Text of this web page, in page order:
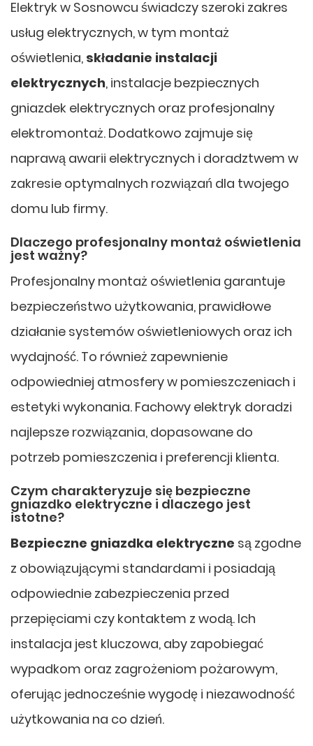
Elektryk w Sosnowcu świadczy szeroki zakres
usług elektrycznych, w tym montaż
oświetlenia, składanie instalacji
elektrycznych, instalacje bezpiecznych
gniazdek elektrycznych oraz profesjonalny
elektromontaż. Dodatkowo zajmuje się
naprawą awarii elektrycznych i doradztwem w
zakresie optymalnych rozwiązań dla twojego
domu lub firmy.
Dlaczego profesjonalny montaż oświetlenia
jest ważny?
Profesjonalny montaż oświetlenia garantuje
bezpieczeństwo użytkowania, prawidłowe
działanie systemów oświetleniowych oraz ich
wydajność. To również zapewnienie
odpowiedniej atmosfery w pomieszczeniach i
estetyki wykonania. Fachowy elektryk doradzi
najlepsze rozwiązania, dopasowane do
potrzeb pomieszczenia i preferencji klienta.
Czym charakteryzuje się bezpieczne
gniazdko elektryczne i dlaczego jest
istotne?
Bezpieczne gniazdka elektryczne są zgodne
z obowiązującymi standardami i posiadają
odpowiednie zabezpieczenia przed
przepięciami czy kontaktem z wodą. Ich
instalacja jest kluczowa, aby zapobiegać
wypadkom oraz zagrożeniom pożarowym,
oferując jednocześnie wygodę i niezawodność
użytkowania na co dzień.